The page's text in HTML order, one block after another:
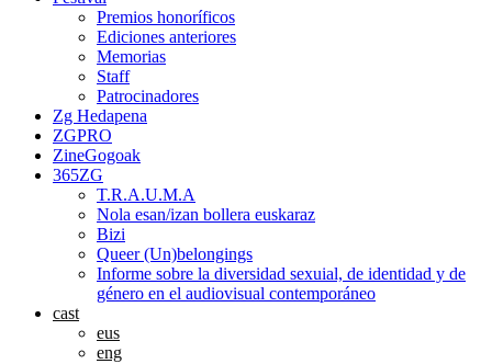
Premios honoríficos
Ediciones anteriores
Memorias
Staff
Patrocinadores
Zg Hedapena
ZGPRO
ZineGogoak
365ZG
T.R.A.U.M.A
Nola esan/izan bollera euskaraz
Bizi
Queer (Un)belongings
Informe sobre la diversidad sexuial, de identidad y de
género en el audiovisual contemporáneo
cast
eus
eng